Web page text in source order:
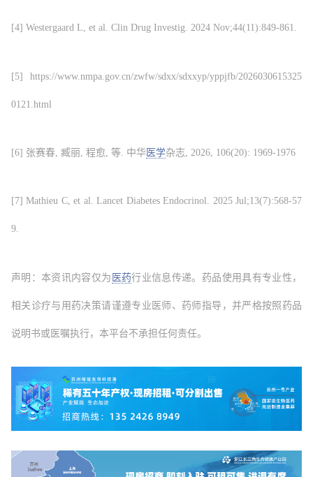
[4] Westergaard L, et al. Clin Drug Investig. 2024 Nov;44(11):849-861.
[5] https://www.nmpa.gov.cn/zwfw/sdxx/sdxxyp/yppjfb/2026030615325
0121.html
[6] 张赛春, 臧丽, 程愈, 等. 中华 医学杂志, 2026, 106(20): 1969-1976
[7] Mathieu C, et al. Lancet Diabetes Endocrinol. 2025 Jul;13(7):568-57
9.
声明：本资讯内容仅为 医药行业信息传递。药品使用具有专业性，
相关诊疗与用药决策请谨遵专业医师、药师指导，并严格按照药品
说明书或医嘱执行，本平台不承担任何责任。